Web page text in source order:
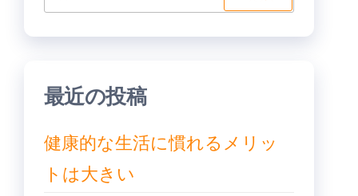
ー
ジ
り
索:
最近の投稿
健康的な生活に慣れるメリッ
トは大きい